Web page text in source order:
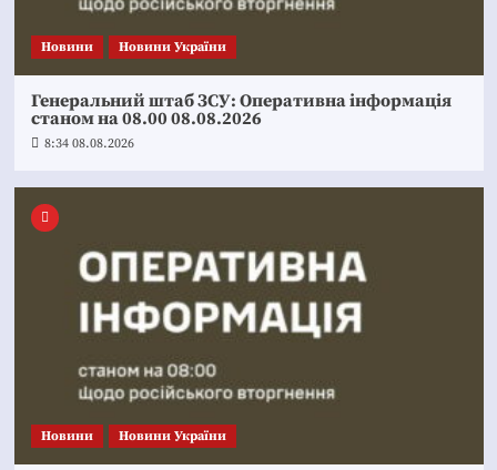
Новини Новини України
Генеральний штаб ЗСУ: Оперативна інформація
станом на 08.00 08.08.2026
8:34 08.08.2026
Новини Новини України